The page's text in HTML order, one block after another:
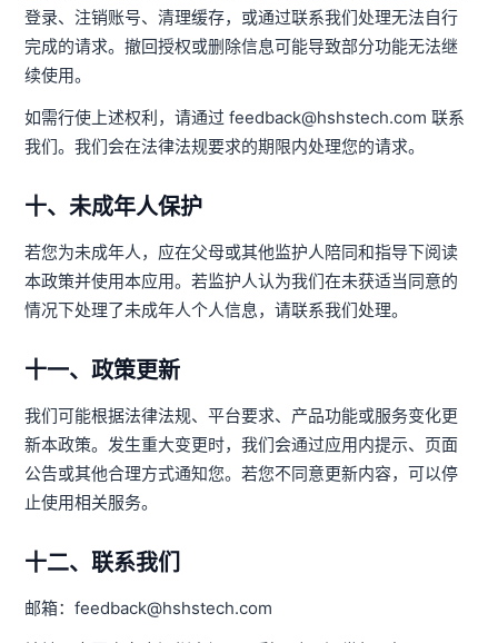
登录、注销账号、清理缓存，或通过联系我们处理无法自行
完成的请求。撤回授权或删除信息可能导致部分功能无法继
续使用。
如需行使上述权利，请通过 feedback@hshstech.com 联系
我们。我们会在法律法规要求的期限内处理您的请求。
十、未成年人保护
若您为未成年人，应在父母或其他监护人陪同和指导下阅读
本政策并使用本应用。若监护人认为我们在未获适当同意的
情况下处理了未成年人个人信息，请联系我们处理。
十一、政策更新
我们可能根据法律法规、平台要求、产品功能或服务变化更
新本政策。发生重大变更时，我们会通过应用内提示、页面
公告或其他合理方式通知您。若您不同意更新内容，可以停
止使用相关服务。
十二、联系我们
邮箱：feedback@hshstech.com